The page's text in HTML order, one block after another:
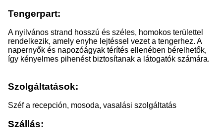
Tengerpart:
A nyilvános strand hosszú és széles, homokos területtel
rendelkezik, amely enyhe lejtéssel vezet a tengerhez. A
napernyők és napozóágyak térítés ellenében bérelhetők,
így kényelmes pihenést biztosítanak a látogatók számára.
Szolgáltatások:
Széf a recepción, mosoda, vasalási szolgáltatás
Szállás: